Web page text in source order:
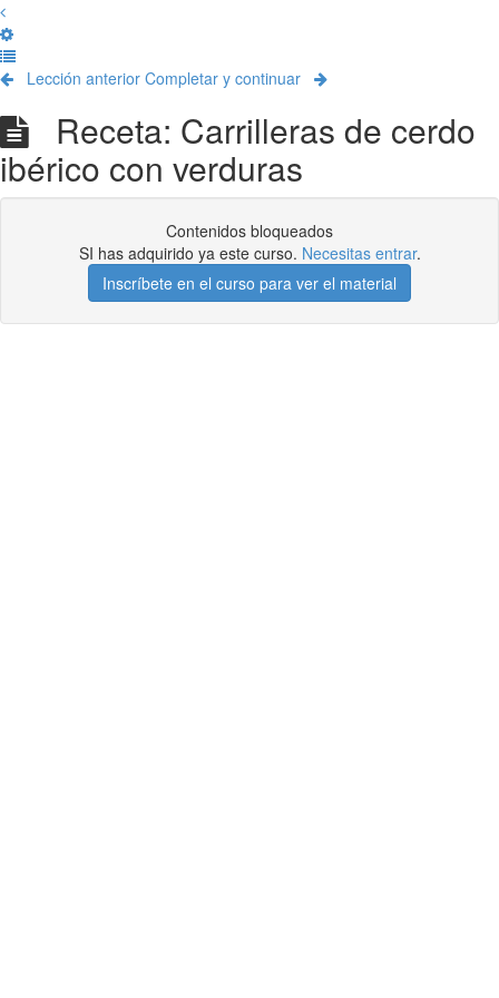
Lección anterior Completar y continuar
Receta: Carrilleras de cerdo
ibérico con verduras
Contenidos bloqueados
SI has adquirido ya este curso. Necesitas entrar.
Inscríbete en el curso para ver el material